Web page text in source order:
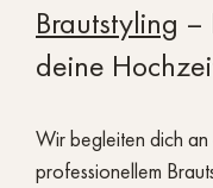
Brautstyling –
deine
Wir begleiten dich
professionellem